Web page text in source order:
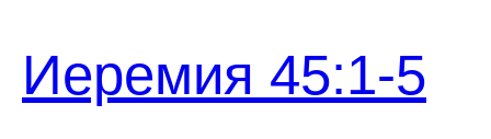
Иеремия 45:1-5